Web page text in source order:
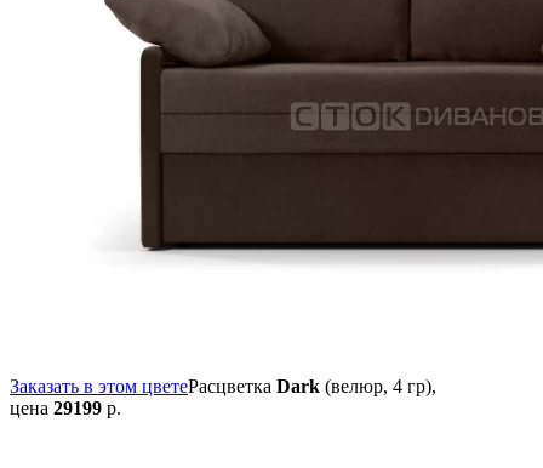
Заказать в этом цветеРасцветка Dark (велюр, 4 гр),
цена 29199 р.